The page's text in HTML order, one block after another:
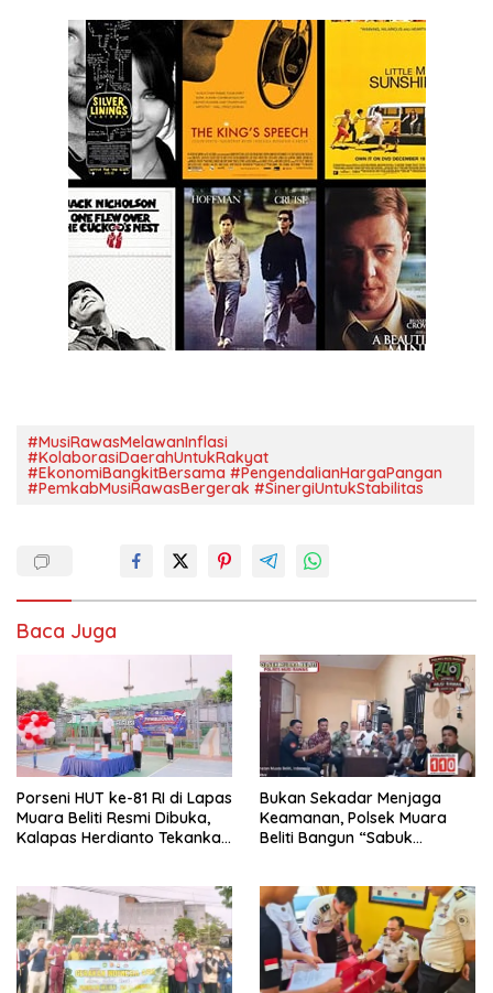
#MusiRawasMelawanInflasi
#KolaborasiDaerahUntukRakyat
#EkonomiBangkitBersama #PengendalianHargaPangan
#PemkabMusiRawasBergerak #SinergiUntukStabilitas
Baca Juga
Porseni HUT ke-81 RI di Lapas
Muara Beliti Resmi Dibuka,
Kalapas Herdianto Tekankan
Bukan Sekadar Menjaga
Keamanan, Polsek Muara
Beliti Bangun “Sabuk